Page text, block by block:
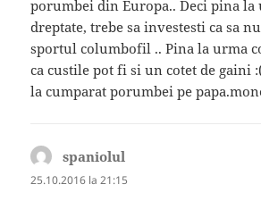
porumbei din Europa.. Deci pina la
dreptate, trebe sa investesti ca sa
sportul columbofil .. Pina la urma
ca custile pot fi si un cotet de gaini
la cumparat porumbei pe
spaniolul
25.10.2016 la 21:15